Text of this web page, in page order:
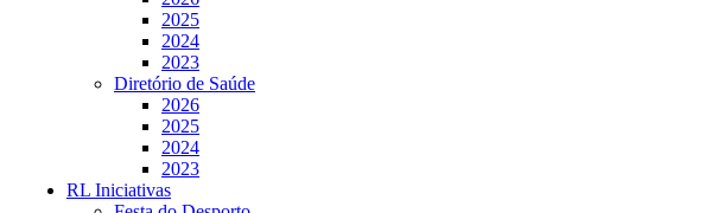
2025
2024
2023
Diretório de Saúde
2026
2025
2024
2023
RL Iniciativas